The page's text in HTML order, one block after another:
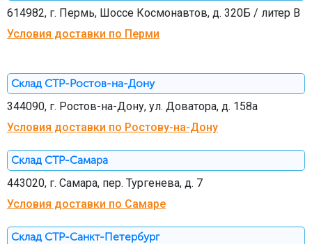
614982, г. Пермь, Шоссе Космонавтов, д. 320Б / литер В
Условия доставки по Перми
Склад СТР-Ростов-на-Дону
344090, г. Ростов-на-Дону, ул. Доватора, д. 158а
Условия доставки по Ростову-на-Дону
Склад СТР-Самара
443020, г. Самара, пер. Тургенева, д. 7
Условия доставки по Самаре
Склад СТР-Санкт-Петербург